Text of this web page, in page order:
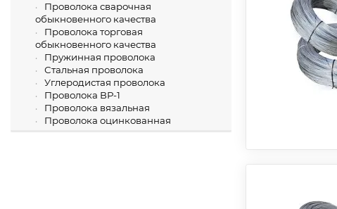
Проволока сварочная
обыкновенного качества
Проволока торговая
обыкновенного качества
Пружинная проволока
Стальная проволока
Углеродистая проволока
Проволока ВР-1
Проволока вязальная
Проволока оцинкованная